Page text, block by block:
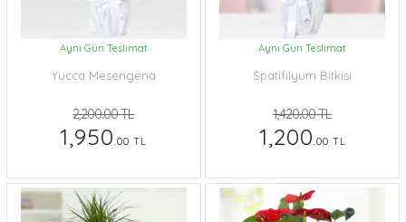
Aynı Gün Teslimat
Yucca Mesengena
2,200.00 TL
1,950.00 TL
Aynı Gün Teslimat
Spatifilyum Bitkisi
1,420.00 TL
1,200.00 TL